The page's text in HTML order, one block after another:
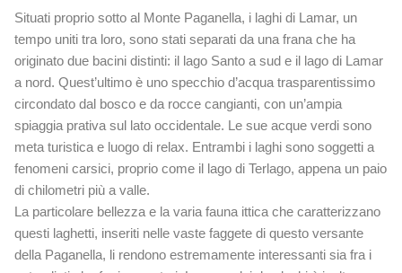
Situati proprio sotto al Monte Paganella, i laghi di Lamar, un
tempo uniti tra loro, sono stati separati da una frana che ha
originato due bacini distinti: il lago Santo a sud e il lago di Lamar
a nord. Quest’ultimo è uno specchio d’acqua trasparentissimo
circondato dal bosco e da rocce cangianti, con un’ampia
spiaggia prativa sul lato occidentale. Le sue acque verdi sono
meta turistica e luogo di relax. Entrambi i laghi sono soggetti a
fenomeni carsici, proprio come il lago di Terlago, appena un paio
di chilometri più a valle.
La particolare bellezza e la varia fauna ittica che caratterizzano
questi laghetti, inseriti nelle vaste faggete di questo versante
della Paganella, li rendono estremamente interessanti sia fra i